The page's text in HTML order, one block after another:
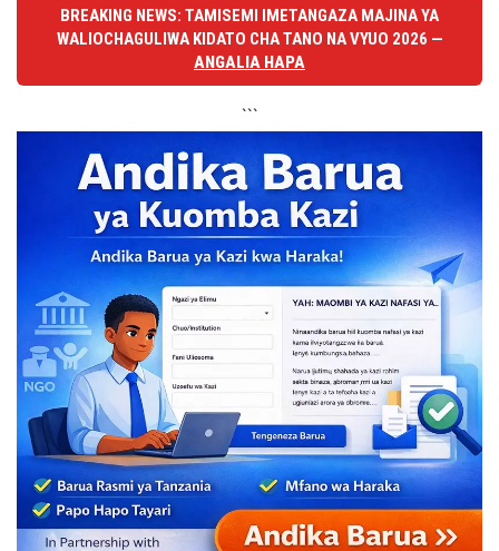
BREAKING NEWS: TAMISEMI IMETANGAZA MAJINA YA
WALIOCHAGULIWA KIDATO CHA TANO NA VYUO 2026 —
ANGALIA HAPA
```